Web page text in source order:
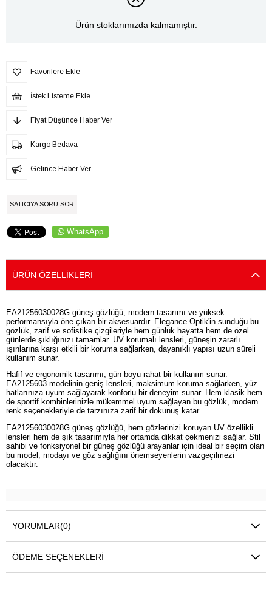
Ürün stoklarımızda kalmamıştır.
Favorilere Ekle
İstek Listeme Ekle
Fiyat Düşünce Haber Ver
Kargo Bedava
Gelince Haber Ver
SATICIYA SORU SOR
WhatsApp
ÜRÜN ÖZELLIKLERI
EA21256030028G güneş gözlüğü, modern tasarımı ve yüksek
performansıyla öne çıkan bir aksesuardır. Elegance Optik'in sunduğu bu
gözlük, zarif ve sofistike çizgileriyle hem günlük hayatta hem de özel
günlerde şıklığınızı tamamlar. UV korumalı lensleri, güneşin zararlı
ışınlarına karşı etkili bir koruma sağlarken, dayanıklı yapısı uzun süreli
kullanım sunar.
Hafif ve ergonomik tasarımı, gün boyu rahat bir kullanım sunar.
EA2125603 modelinin geniş lensleri, maksimum koruma sağlarken, yüz
hatlarınıza uyum sağlayarak konforlu bir deneyim sunar. Hem klasik hem
de sportif kombinlerinizle mükemmel uyum sağlayan bu gözlük, modern
renk seçenekleriyle de tarzınıza zarif bir dokunuş katar.
EA21256030028G güneş gözlüğü, hem gözlerinizi koruyan UV özellikli
lensleri hem de şık tasarımıyla her ortamda dikkat çekmenizi sağlar. Stil
sahibi ve fonksiyonel bir güneş gözlüğü arayanlar için ideal bir seçim olan
bu model, modayı ve göz sağlığını önemseyenlerin vazgeçilmezi
olacaktır.
YORUMLAR(0)
ÖDEME SEÇENEKLERI